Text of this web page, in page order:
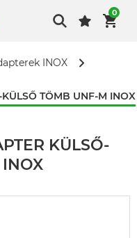
0
INOX
KÜLSŐ TÖMB UNF-M INOX
KÜLSŐ-